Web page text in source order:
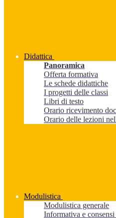
Didattica
Panoramica
Offerta formativa
Le schede didattiche
I progetti delle classi
Libri di testo
Orario ricevimento
Orario delle lezioni
Modulistica
Modulistica generale
Informativa e